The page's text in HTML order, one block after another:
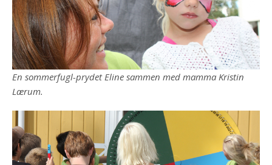
En sommerfugl-prydet Eline sammen med mamma Kristin
Lærum.